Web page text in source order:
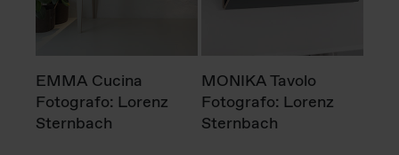
EMMA Cucina
Fotografo: Lorenz
Sternbach
MONIKA Tavolo
Fotografo: Lorenz
Sternbach